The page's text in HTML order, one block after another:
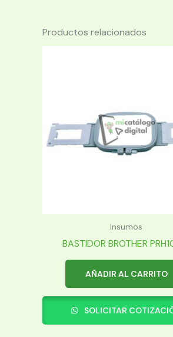
Productos relacionados
Insumos
BASTIDOR BROTHER
AÑADIR AL CARRITO
SOLICITAR